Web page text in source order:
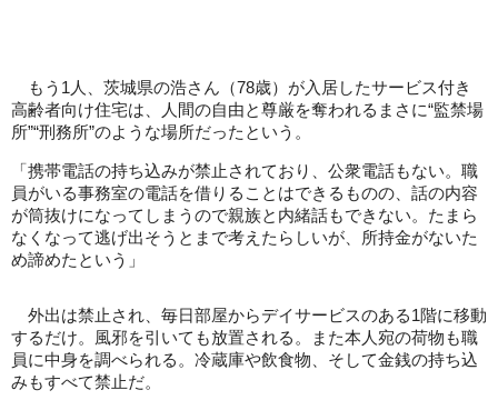
もう1人、茨城県の浩さん（78歳）が入居したサービス付き
高齢者向け住宅は、人間の自由と尊厳を奪われるまさに“監禁場
所”“刑務所”のような場所だったという。
「携帯電話の持ち込みが禁止されており、公衆電話もない。職
員がいる事務室の電話を借りることはできるものの、話の内容
が筒抜けになってしまうので親族と内緒話もできない。たまら
なくなって逃げ出そうとまで考えたらしいが、所持金がないた
め諦めたという」
外出は禁止され、毎日部屋からデイサービスのある1階に移動
するだけ。風邪を引いても放置される。また本人宛の荷物も職
員に中身を調べられる。冷蔵庫や飲食物、そして金銭の持ち込
みもすべて禁止だ。